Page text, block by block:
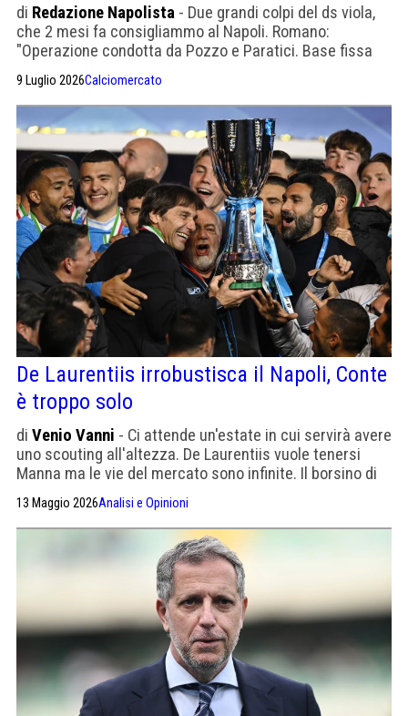
di Redazione Napolista - Due grandi colpi del ds viola,
che 2 mesi fa consigliammo al Napoli. Romano:
"Operazione condotta da Pozzo e Paratici. Base fissa
da 30 milioni di euro. In aggiunta, bonus e percentuale
sulla futura rivendita"
9 Luglio 2026Calciomercato
De Laurentiis irrobustisca il Napoli, Conte
è troppo solo
di Venio Vanni - Ci attende un'estate in cui servirà avere
uno scouting all'altezza. De Laurentiis vuole tenersi
Manna ma le vie del mercato sono infinite. Il borsino di
13 Maggio 2026Analisi e Opinioni